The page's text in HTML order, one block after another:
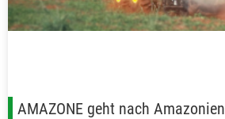
AMAZONE geht nach Amazonien